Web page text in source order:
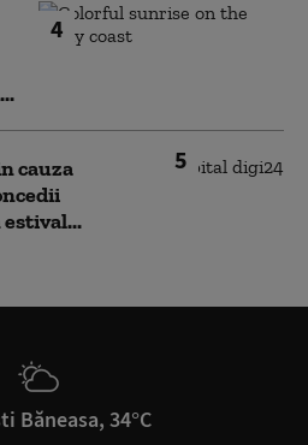
4
5
cauza
Băneasa, 34°C